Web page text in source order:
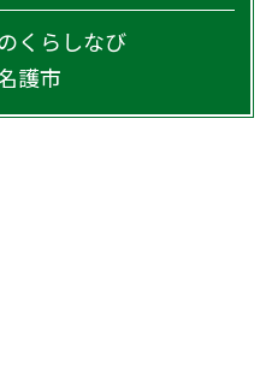
くらしなび
護市